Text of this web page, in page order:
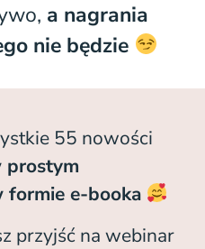
a nagrania
nie będzie
55 nowości
prostym
formie e-booka
przyjść na webinar